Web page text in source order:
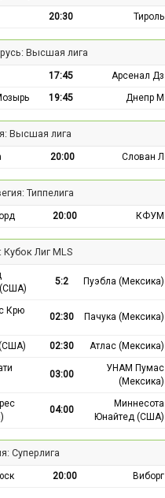
20:30 Тироль
Высшая лига
17:45
Арсенал Дз
19:45 Днепр М
Высшая лига
20:00 Слован Л
Типпелига
20:00 КФУМ
Лиг MLS
5:2 Пуэбла (Мексика)
Крю
02:30 Пачука (Мексика)
02:30
Атлас (Мексика)
03:00
УНАМ Пумас
(Мексика)
04:00
Миннесота
Юнайтед (США)
Суперлига
20:00 Виборг